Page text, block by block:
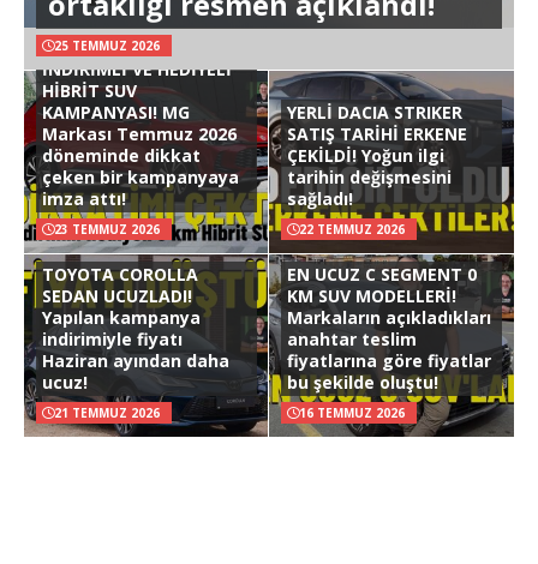
25 TEMMUZ 2026
İNDİRİMLİ VE HEDİYELİ
HİBRİT SUV
KAMPANYASI! MG
Markası Temmuz 2026
döneminde dikkat
çeken bir kampanyaya
imza attı!
23 TEMMUZ 2026
YERLİ DACIA STRIKER
SATIŞ TARİHİ ERKENE
ÇEKİLDİ! Yoğun ilgi
tarihin değişmesini
sağladı!
22 TEMMUZ 2026
TOYOTA COROLLA
SEDAN UCUZLADI!
Yapılan kampanya
indirimiyle fiyatı
Haziran ayından daha
ucuz!
21 TEMMUZ 2026
EN UCUZ C SEGMENT 0
KM SUV MODELLERİ!
Markaların açıkladıkları
anahtar teslim
fiyatlarına göre fiyatlar
bu şekilde oluştu!
16 TEMMUZ 2026